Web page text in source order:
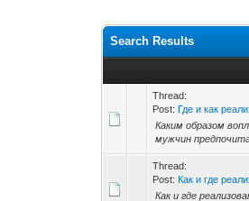
Search Results
Thread:
Post: Где и как
Каким образом
мужчин
Thread:
Post: Как и где
Как и где